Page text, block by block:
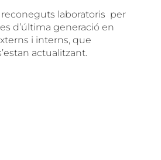
laboratoris per
d’última generació en
i interns, que
actualitzant.